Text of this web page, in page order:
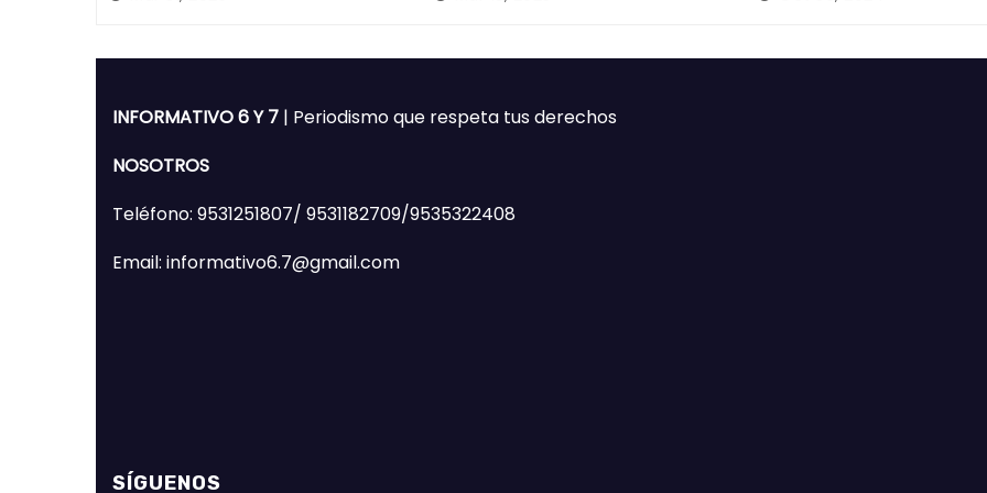
de Huajuapan de León
Mixteca
INFORMATIVO 6 Y 7 | Periodismo que respeta tus derechos
NOSOTROS
Teléfono: 9531251807/ 9531182709/9535322408
Email: informativo6.7@gmail.com
SÍGUENOS